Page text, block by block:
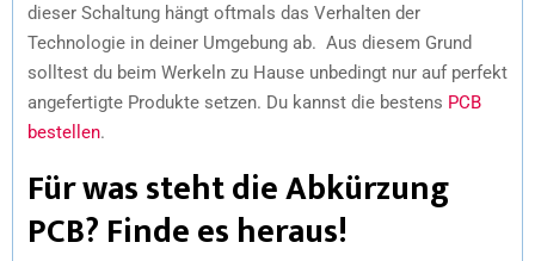
dieser Schaltung hängt oftmals das Verhalten der
Technologie in deiner Umgebung ab. Aus diesem Grund
solltest du beim Werkeln zu Hause unbedingt nur auf perfekt
angefertigte Produkte setzen. Du kannst die bestens PCB
bestellen.
Für was steht die Abkürzung
PCB? Finde es heraus!